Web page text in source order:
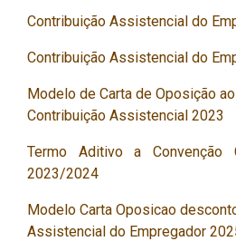
Contribuição Assistencial do
Contribuição Assistencial do
Modelo de Carta de Oposição
Contribuição Assistencial 2023
Termo Aditivo a Convenção
2023/2024
Modelo Carta Oposicao
Assistencial do Empregador